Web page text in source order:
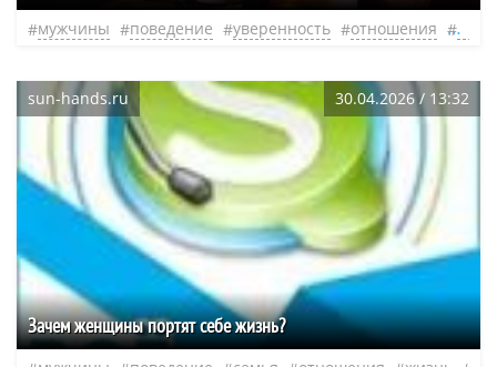
мужчины поведение уверенность отношения
sun-hands.ru 30.04.2026 / 13:32
Зачем женщины портят себе жизнь?